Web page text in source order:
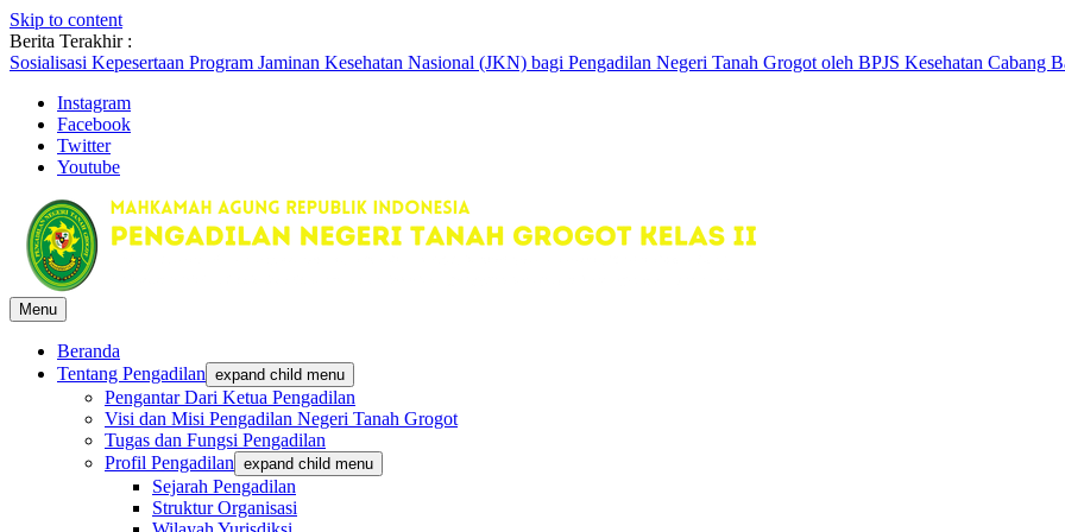
Skip to content
Berita Terakhir :
Sosialisasi Kepesertaan Program Jaminan Kesehatan Nasional (JKN) bagi Pengadilan Negeri Tanah Grogot oleh BPJS Kesehatan Cabang
Briefing Petugas PTSP Hari Kamis Tanggal 6 Agustus 2026
Instagram
Facebook
Twitter
Youtube
Menu
Beranda
Tentang Pengadilan expand child menu
Pengantar Dari Ketua Pengadilan
Visi dan Misi Pengadilan Negeri Tanah Grogot
Tugas dan Fungsi Pengadilan
Profil Pengadilan expand child menu
Sejarah Pengadilan
Struktur Organisasi